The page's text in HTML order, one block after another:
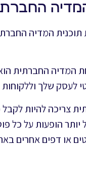
תוכנית המדיה
המדיה החברתית
לעסק שלך
צריכה להיות
הופעות על כל
או דפים אחרים